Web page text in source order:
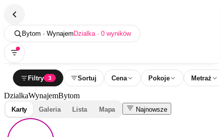
Bytom · Wynajem Dzialka · 0 wyników
Filtry 3 Sortuj Cena Pokoje Metraż
DzialkaWynajemBytom
Karty Galeria Lista Mapa Najnowsze